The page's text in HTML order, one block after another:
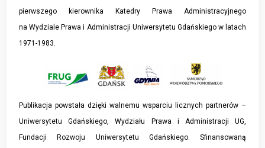
pierwszego kierownika Katedry Prawa Administracyjnego
na Wydziale Prawa i Administracji Uniwersytetu Gdańskiego w latach
1971-1983.
Publikacja powstała dzięki walnemu wsparciu licznych partnerów –
Uniwersytetu Gdańskiego, Wydziału Prawa i Administracji UG,
Fundacji Rozwoju Uniwersytetu Gdańskiego. Sfinansowaną